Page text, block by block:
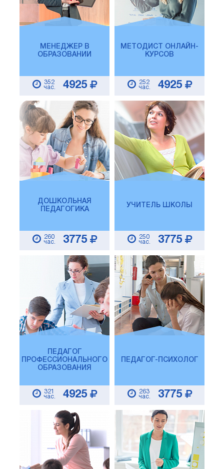
МЕНЕДЖЕР В
ОБРАЗОВАНИИ
352
час.
4925
МЕТОДИСТ ОНЛАЙН-
КУРСОВ
252
час.
4925
ДОШКОЛЬНАЯ
ПЕДАГОГИКА
260
час.
3775
УЧИТЕЛЬ ШКОЛЫ
250
час.
3775
ПЕДАГОГ
ПРОФЕССИОНАЛЬНОГО
ОБРАЗОВАНИЯ
321
час.
4925
ПЕДАГОГ-ПСИХОЛОГ
263
час.
3775